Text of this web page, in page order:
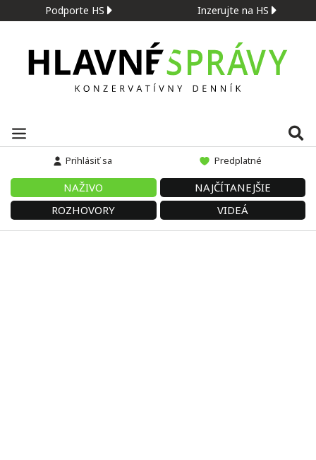
Podporte HS Inzerujte na HS
Prihlásiť sa Predplatné
NAŽIVO
NAJČÍTANEJŠIE
ROZHOVORY
VIDEÁ